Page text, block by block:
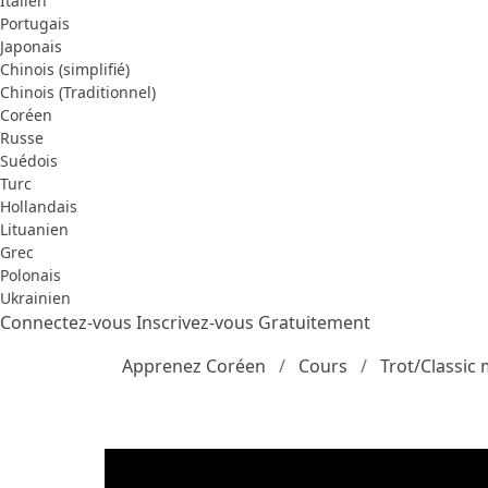
Portugais
Japonais
Chinois (simplifié)
Chinois (Traditionnel)
Coréen
Russe
Suédois
Turc
Hollandais
Lituanien
Grec
Polonais
Ukrainien
Connectez-vous Inscrivez-vous Gratuitement
Apprenez Coréen
Cours Trot/Classic